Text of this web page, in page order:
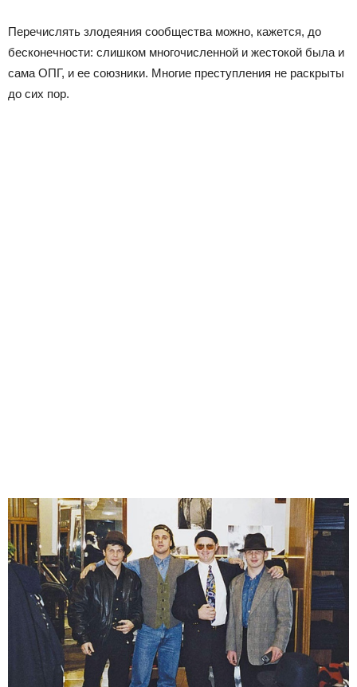
Перечислять злодеяния сообщества можно, кажется, до
бесконечности: слишком многочисленной и жестокой была и
сама ОПГ, и ее союзники. Многие преступления не раскрыты
до сих пор.